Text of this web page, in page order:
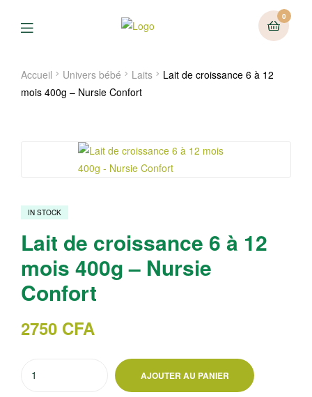
0
Menu
Accueil Univers bébé Laits
Lait de croissance 6 à 12
mois 400g – Nursie Confort
IN STOCK
Lait de croissance 6 à 12
mois 400g – Nursie
Confort
2750 CFA
AJOUTER AU PANIER